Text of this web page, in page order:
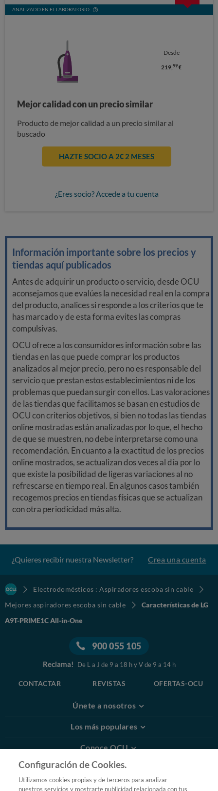
ANALIZADO EN EL LABORATORIO
Desde
219,99 €
Mejor calidad con un precio similar
Producto de mejor calidad a un precio similar al
buscado
HAZTE SOCIO A 2€ 2 MESES
¿Eres socio? Accede a tu cuenta
Información importante sobre los precios y
tiendas aquí publicados
Antes de adquirir un producto o servicio, desde OCU
aconsejamos que evalúes la necesidad real en la compra
del producto, analices si responde a los criterios que te
has marcado y de esta forma evites las compras
compulsivas.
OCU ofrece a los consumidores información sobre las
tiendas en las que puede comprar los productos
analizados al mejor precio, pero no es responsable del
servicio que prestan estos establecimientos ni de los
problemas que puedan surgir con ellos. Las valoraciones
de las tiendas que facilitamos se basan en estudios de
OCU con criterios objetivos, si bien no todas las tiendas
online mostradas están analizadas por lo que, el hecho
de que se muestren, no debe interpretarse como una
recomendación. En cuanto a la exactitud de los precios
online mostrados, se actualizan dos veces al día por lo
que existe la posibilidad de ligeras variaciones al no
refrescarse en tiempo real. En algunos casos también
recogemos precios en tiendas físicas que se actualizan
con otra periodicidad más alta.
¿Quieres recibir nuestra Newsletter? Crea una cuenta
Electrodomésticos : Aspiradores escoba sin cable
Mejores aspiradores escoba sin cable
Características de LG
A9T-PRIME1C All-in-One
900 055 105
Reclama! De L a J de 9 a 18 h y V de 9 a 14 h
CONTACTAR REVISTAS OFERTAS-OCU
Únete a nosotros
Los más populares
Conoce OCU
Más Información
Configuración de Cookies.
Utilizamos cookies propias y de terceros para analizar
nuestros servicios y mostrarte publicidad relacionada con tus